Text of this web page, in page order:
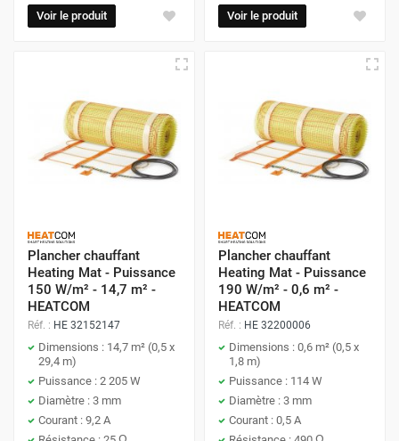
Voir le produit Voir le produit
Plancher chauffant
Heating Mat - Puissance
150 W/m² - 14,7 m² -
HEATCOM
Réf. : HE 32152147
Dimensions : 14,7 m² (0,5 x
29,4 m)
Puissance : 2 205 W
Diamètre : 3 mm
Courant : 9,2 A
Plancher chauffant
Heating Mat - Puissance
190 W/m² - 0,6 m² -
HEATCOM
Réf. : HE 32200006
Dimensions : 0,6 m² (0,5 x
1,8 m)
Puissance : 114 W
Diamètre : 3 mm
Courant : 0,5 A